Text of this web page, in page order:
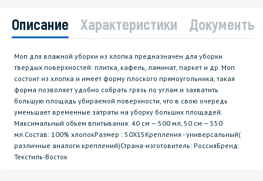
Описание Характеристики Документы
Моп для влажной уборки из хлопка предназначен для уборки
твердых поверхностей: плитка, кафель, ламинат, паркет и др. Моп
состоит из хлопка и имеет форму плоского прямоугольника, такая
форма позволяет удобно собрать грязь по углам и захватить
большую площадь убираемой поверхности, что в свою очередь
уменьшает временные затраты на уборку больших площадей.
Максимальный объем впитывания: 40 см — 500 мл, 50 см — 550
мл.Состав: 100% хлопокРазмер : 50Х15Крепления - универсальный(
различные аналоги креплений)Страна-изготовитель: РоссияБренд:
Текстиль-Восток